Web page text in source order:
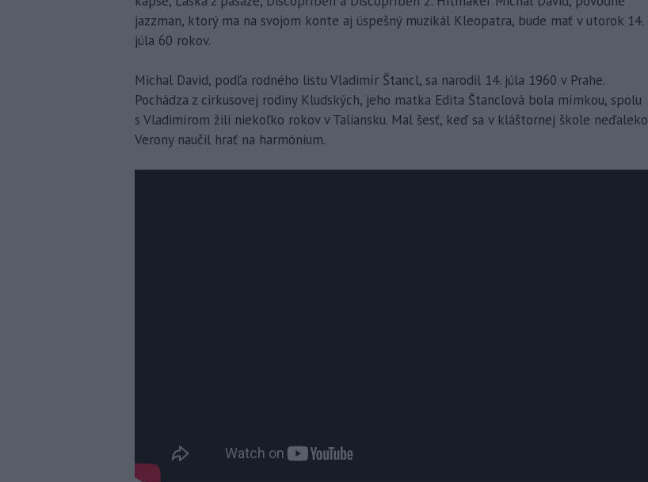
jazzman, ktorý ma na svojom konte aj úspešný muzikál Kleopatra, bude mať v utorok 14.
júla 60 rokov.
Michal David, podľa rodného listu Vladimír Štancl, sa narodil 14. júla 1960 v Prahe.
Pochádza z cirkusovej rodiny Kludských, jeho matka Edita Štanclová bola mímkou, spolu
s Vladimírom žili niekoľko rokov v Taliansku. Mal šesť, keď sa v kláštornej škole neďaleko
Verony naučil hrať na harmónium.